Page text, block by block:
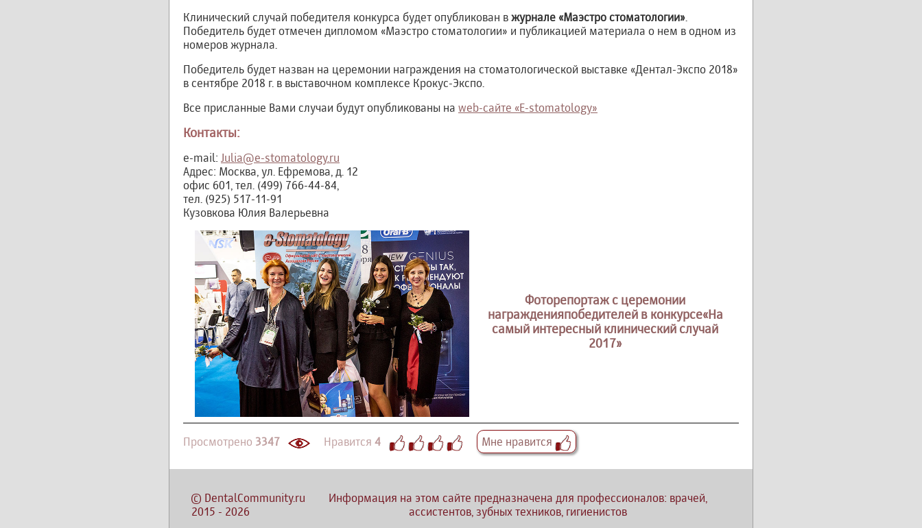
Клинический случай победителя конкурса будет опубликован в журнале «Маэстро стоматологии».
Победитель будет отмечен дипломом «Маэстро стоматологии» и публикацией материала о нем в одном из
номеров журнала.
Победитель будет назван на церемонии награждения на стоматологической выставке «Дентал-Экспо 2018»
в сентябре 2018 г. в выставочном комплексе Крокус-Экспо.
Все присланные Вами случаи будут опубликованы на web-сайте «E-stomatology»
Контакты:
e-mail: Julia@e-stomatology.ru
Адрес: Москва, ул. Ефремова, д. 12
офис 601, тел. (499) 766-44-84,
тел. (925) 517-11-91
Кузовкова Юлия Валерьевна
Фоторепортаж с церемонии
награжденияпобедителей в конкурсе«На
самый интересный клинический случай
2017»
Просмотрено 3347 Нравится 4 Мне нравится
© DentalCommunity.ru
2015 - 2026
Информация на этом сайте предназначена для профессионалов: врачей,
ассистентов, зубных техников, гигиенистов